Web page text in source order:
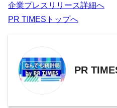
企業プレスリリース詳細へ
PR TIMESトップへ
PR